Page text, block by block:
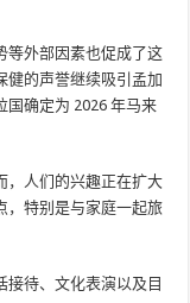
等外部因素也促成了这
健的声誉继续吸引孟加
国确定为 2026 年马来
，人们的兴趣正在扩大
，特别是与家庭一起旅
待、文化表演以及目